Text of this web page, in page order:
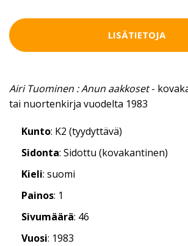
LISÄTIETOJA
Airi Tuominen : Anun aakkoset-
tai nuortenkirja vuodelta 1983
Kunto: K2 (tyydyttävä)
Sidonta: Sidottu (kovakantinen)
Kieli: suomi
Painos: 1
Sivumäärä: 46
Vuosi: 1983